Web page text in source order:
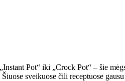
Pot“ iki „Crock Pot“ – šie
sveikuose čili receptuose